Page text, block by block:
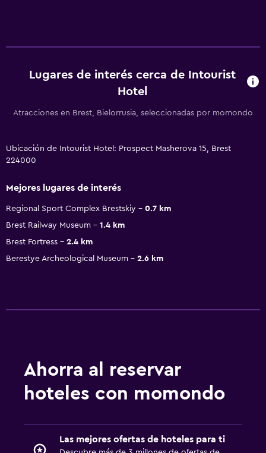
Lugares de interés cerca de Intourist
Hotel
Atracciones en Brest, Bielorrusia, seleccionadas por momondo
Ubicación de Intourist Hotel: Prospect Masherova 15, Brest
224000
Mejores lugares de interés
Regional Sport Complex Brestskiy
0.7 km
Brest Railway Museum
1.4 km
Brest Fortress
2.4 km
Berestye Archeological Museum
2.6 km
Ahorra al reservar
hoteles con momondo
Las mejores ofertas de hoteles para ti